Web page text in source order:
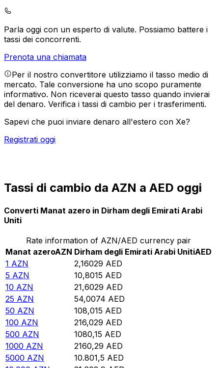
Parla oggi con un esperto di valute. Possiamo battere i
tassi dei concorrenti.
Prenota una chiamata
Per il nostro convertitore utilizziamo il tasso medio di
mercato. Tale conversione ha uno scopo puramente
informativo. Non riceverai questo tasso quando invierai
del denaro. Verifica i tassi di cambio per i trasferimenti.
Sapevi che puoi inviare denaro all'estero con Xe?
Registrati oggi
Tassi di cambio da AZN a AED oggi
Converti Manat azero in Dirham degli Emirati Arabi
Uniti
Rate information of AZN/AED currency pair
Manat azeroAZN Dirham degli Emirati Arabi UnitiAED
1 AZN 2,16029 AED
5 AZN 10,8015 AED
10 AZN 21,6029 AED
25 AZN 54,0074 AED
50 AZN 108,015 AED
100 AZN 216,029 AED
500 AZN 1080,15 AED
1000 AZN 2160,29 AED
5000 AZN 10.801,5 AED